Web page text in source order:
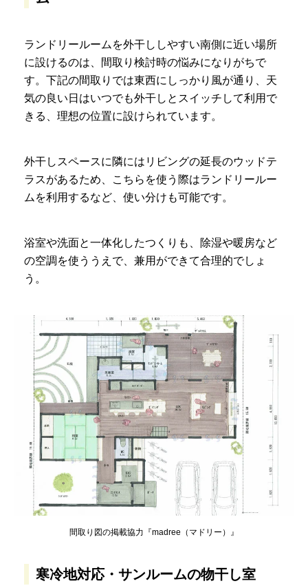
ランドリールームを外干ししやすい南側に近い場所
に設けるのは、間取り検討時の悩みになりがちで
す。下記の間取りでは東西にしっかり風が通り、天
気の良い日はいつでも外干しとスイッチして利用で
きる、理想の位置に設けられています。
外干しスペースに隣にはリビングの延長のウッドテ
ラスがあるため、こちらを使う際はランドリールー
ムを利用するなど、使い分けも可能です。
浴室や洗面と一体化したつくりも、除湿や暖房など
の空調を使ううえで、兼用ができて合理的でしょ
う。
間取り図の掲載協力『madree（マドリー）』
寒冷地対応・サンルームの物干し室